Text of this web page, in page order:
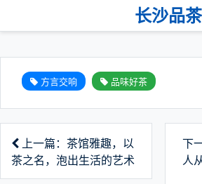
长沙品
方言交响 品味好茶
上一篇：茶馆雅趣，以
茶之名，泡出生活的艺术
下
人